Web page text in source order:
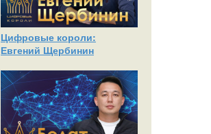
Цифровые короли:
Евгений Щербинин